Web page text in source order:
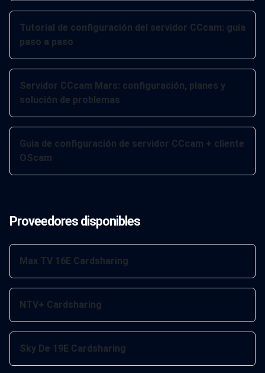
Tutorial de configuración del servidor CCcam: guía
paso a paso
Servidor CCcam Mars: configuración, planes y
solución de problemas
Guía de configuración de servidor CCcam + cliente
OScam
Proveedores disponibles
Max TV 16E Cardsharing
NTV+ Cardsharing
Sky De 19E Cardsharing